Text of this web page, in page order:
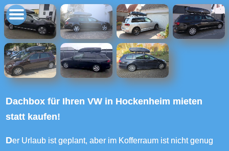
Dachbox für Ihren VW in Hockenheim mieten
statt kaufen!
Der Urlaub ist geplant, aber im Kofferraum ist nicht genug